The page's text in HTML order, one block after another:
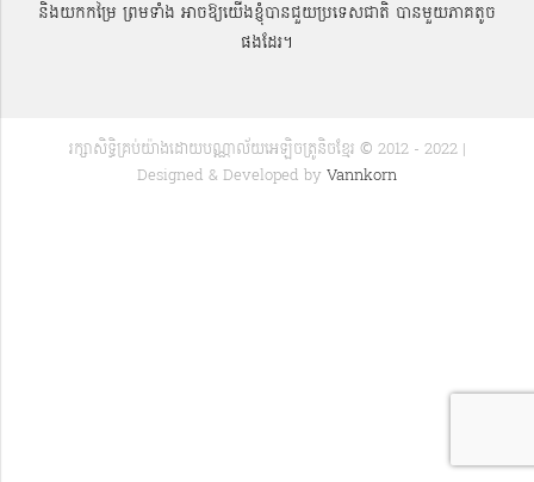
និងយកកម្រៃ ព្រមទាំង អាចឱ្យយើងខ្ញុំបានជួយប្រទេសជាតិ បានមួយភាគតូច
ផងដែរ។
រក្សាសិទ្ធិគ្រប់យ៉ាងដោយបណ្ណាល័យអេឡិចត្រូនិចខ្មែរ © 2012 - 2022 |
Designed & Developed by Vannkorn